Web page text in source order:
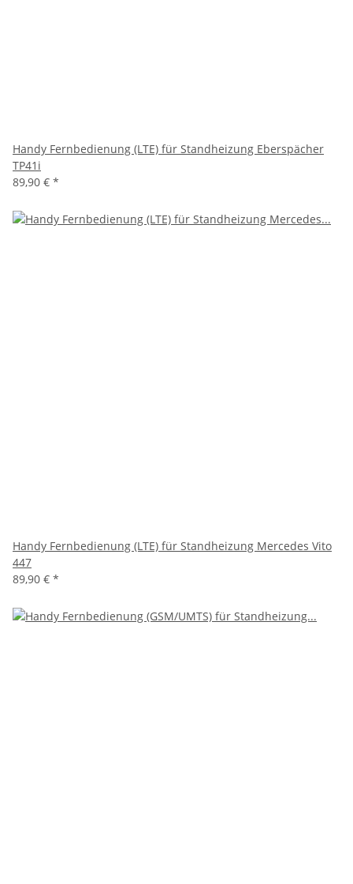
Handy Fernbedienung (LTE) für Standheizung Eberspächer
TP41i
89,90 € *
Handy Fernbedienung (LTE) für Standheizung Mercedes Vito
447
89,90 € *